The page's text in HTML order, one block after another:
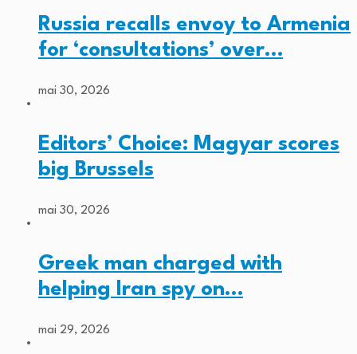
Russia recalls envoy to Armenia
for ‘consultations’ over…
mai 30, 2026
Editors’ Choice: Magyar scores
big Brussels
mai 30, 2026
Greek man charged with
helping Iran spy on…
mai 29, 2026